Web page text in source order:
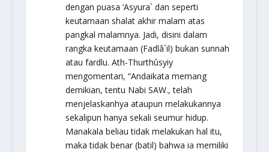
dengan puasa ‘Asyura` dan seperti
keutamaan shalat akhir malam atas
pangkal malamnya. Jadi, disini dalam
rangka keutamaan (Fadlâ`il) bukan sunnah
atau fardlu. Ath-Thurthûsyiy
mengomentari, “Andaikata memang
demikian, tentu Nabi SAW., telah
menjelaskanhya ataupun melakukannya
sekalipun hanya sekali seumur hidup.
Manakala beliau tidak melakukan hal itu,
maka tidak benar (batil) bahwa ia memiliki